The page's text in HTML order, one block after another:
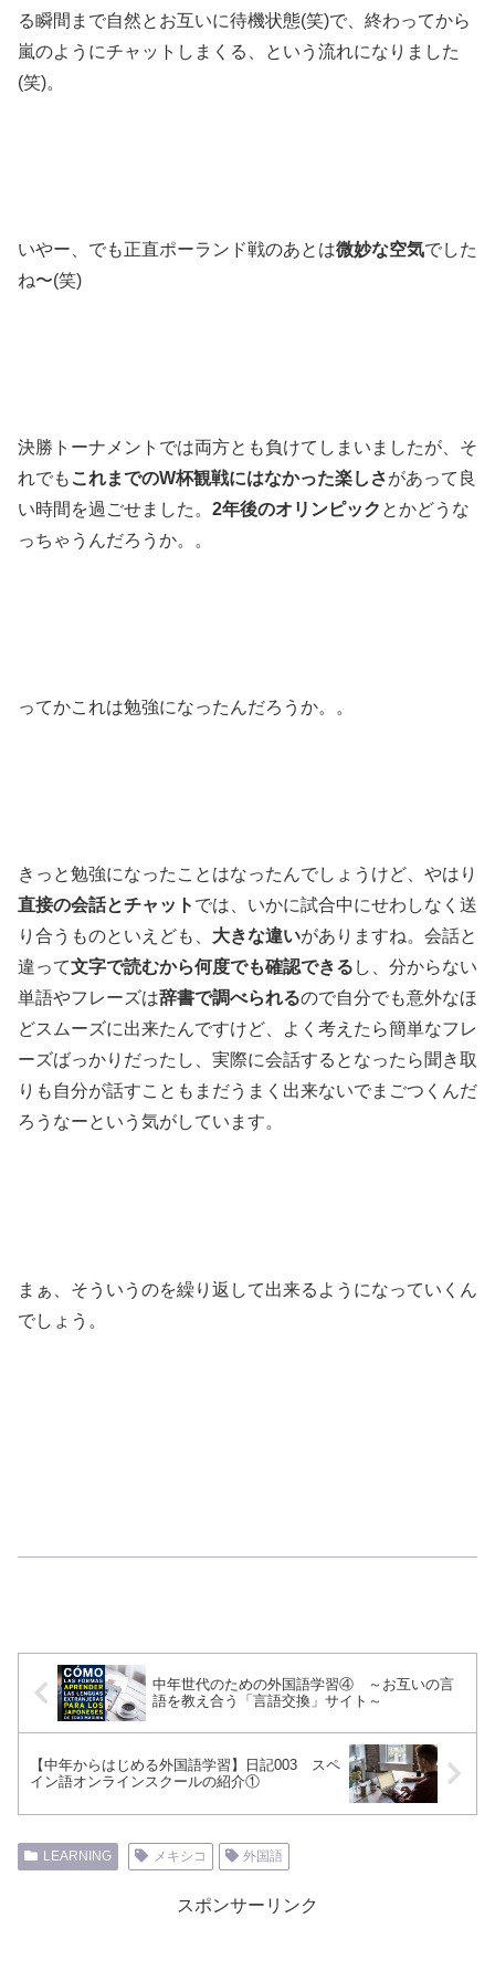
る瞬間まで自然とお互いに待機状態(笑)で、終わってから
嵐のようにチャットしまくる、という流れになりました
(笑)。
いやー、でも正直ポーランド戦のあとは微妙な空気でした
ね〜(笑)
決勝トーナメントでは両方とも負けてしまいましたが、そ
れでも これまでのW杯観戦にはなかった楽しさがあって良
い時間を過ごせました。 2年後のオリンピック とかどうな
っちゃうんだろうか。。
ってかこれは勉強になったんだろうか。。
きっと勉強になったことはなったんでしょうけど、やはり
直接の会話とチャット では、いかに試合中にせわしなく送
り合うものといえども、 大きな違いがありますね。会話と
違って文字で読むから何度でも確認できる し、分からない
単語やフレーズは辞書で調べられるので自分でも意外なほ
どスムーズに出来たんですけど、よく考えたら簡単なフレ
ーズばっかりだったし、実際に会話するとなったら聞き取
りも自分が話すこともまだうまく出来ないでまごつくんだ
ろうなーという気がしています。
まぁ、そういうのを繰り返して出来るようになっていくん
でしょう。
中年世代のための外国語学習④ ～お互いの言
語を教え合う「言語交換」サイト～
【中年からはじめる外国語学習】日記003 スペ
イン語オンラインスクールの紹介①
LEARNING メキシコ 外国語
スポンサーリンク